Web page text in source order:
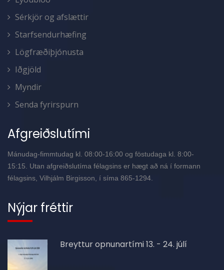
Sérkjör og afslættir
Starfsendurhæfing
Lögfræðiþjónusta
Iðgjöld
Myndir
Senda fyrirspurn
Afgreiðslutími
Mánudag-fimmtudag kl. 08:00-16:00 og föstudaga kl. 8:00-
15:15. Utan afgreiðslutíma félagsins er hægt að ná í formann
félagsins, Vilhjálm Birgisson, í síma 865-1294.
Nýjar fréttir
Breyttur opnunartími 13. - 24. júlí